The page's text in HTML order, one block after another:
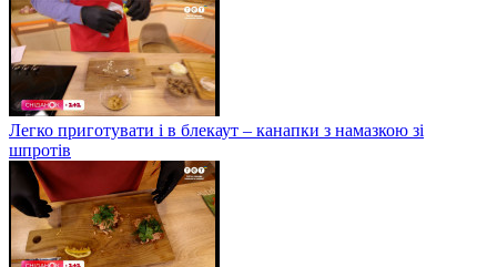
Легко приготувати і в блекаут – канапки з намазкою зі
шпротів